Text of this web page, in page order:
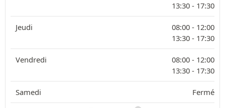
13:30 - 17:30
Jeudi 08:00 - 12:00
13:30 - 17:30
Vendredi 08:00 - 12:00
13:30 - 17:30
Samedi Fermé